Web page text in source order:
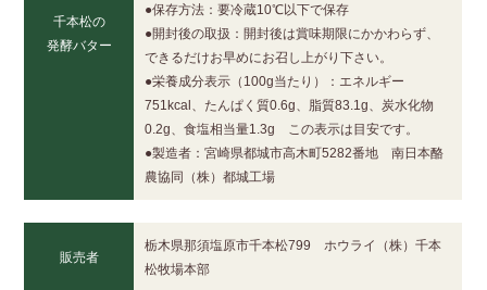
千本松の
発酵バター
●保存方法：要冷蔵10℃以下で保存
●開封後の取扱：開封後は賞味期限にかかわらず、
できるだけお早めにお召し上がり下さい。
●栄養成分表示（100g当たり）：エネルギー
751kcal、たんぱく質0.6g、脂質83.1g、炭水化物
0.2g、食塩相当量1.3g この表示は目安です。
●製造者：宮崎県都城市高木町5282番地 南日本酪
農協同（株）都城工場
販売者
栃木県那須塩原市千本松799 ホウライ（株）千本
松牧場本部